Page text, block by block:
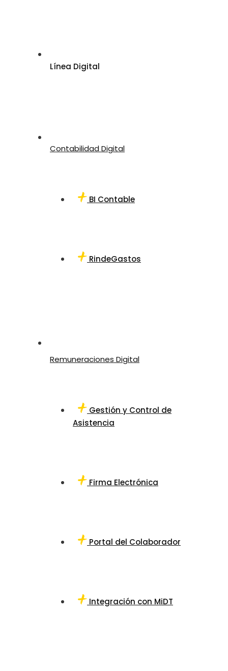
Línea Digital
Contabilidad Digital
BI Contable
RindeGastos
Remuneraciones Digital
Gestión y Control de
Asistencia
Firma Electrónica
Portal del Colaborador
Integración con MiDT